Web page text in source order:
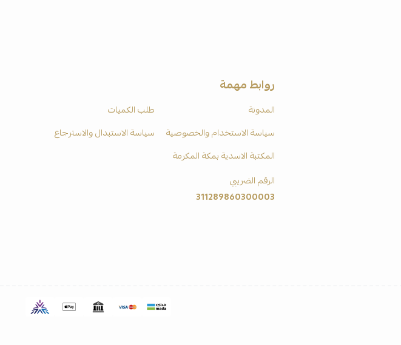
روابط مهمة
المدونة
طلب الكميات
سياسة الاستخدام والخصوصية
سياسة الاستبدال والاسترجاع
المكتبة الاسدية بمكة المكرمة
الرقم الضريبي
311289860300003